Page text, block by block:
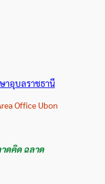
าอุบลราชธานี
Office Ubon
ดคิด ฉลาด